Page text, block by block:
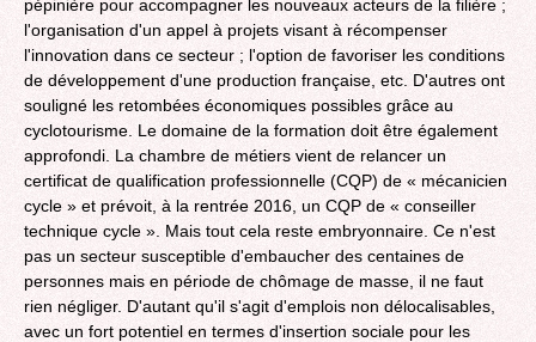
pépinière pour accompagner les nouveaux acteurs de la filière ;
l'organisation d'un appel à projets visant à récompenser
l'innovation dans ce secteur ; l'option de favoriser les conditions
de développement d'une production française, etc. D'autres ont
souligné les retombées économiques possibles grâce au
cyclotourisme. Le domaine de la formation doit être également
approfondi. La chambre de métiers vient de relancer un
certificat de qualification professionnelle (CQP) de « mécanicien
cycle » et prévoit, à la rentrée 2016, un CQP de « conseiller
technique cycle ». Mais tout cela reste embryonnaire. Ce n'est
pas un secteur susceptible d'embaucher des centaines de
personnes mais en période de chômage de masse, il ne faut
rien négliger. D'autant qu'il s'agit d'emplois non délocalisables,
avec un fort potentiel en termes d'insertion sociale pour les